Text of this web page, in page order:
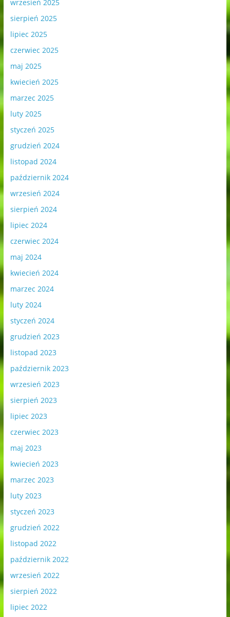
wrzesień 2025
sierpień 2025
lipiec 2025
czerwiec 2025
maj 2025
kwiecień 2025
marzec 2025
luty 2025
styczeń 2025
grudzień 2024
listopad 2024
październik 2024
wrzesień 2024
sierpień 2024
lipiec 2024
czerwiec 2024
maj 2024
kwiecień 2024
marzec 2024
luty 2024
styczeń 2024
grudzień 2023
listopad 2023
październik 2023
wrzesień 2023
sierpień 2023
lipiec 2023
czerwiec 2023
maj 2023
kwiecień 2023
marzec 2023
luty 2023
styczeń 2023
grudzień 2022
listopad 2022
październik 2022
wrzesień 2022
sierpień 2022
lipiec 2022